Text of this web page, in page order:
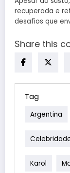
recuperada e
desafios que
Share this
Tag
Argentina
Karol